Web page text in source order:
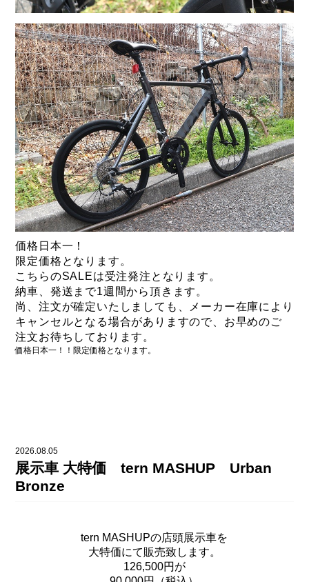
価格日本一！
限定価格となります。
こちらのSALEは受注発注となります。
納車、発送まで1週間から頂きます。
尚、注文が確定いたしましても、
メーカー在庫により
キャンセルとなる場合がありますので、 お早めのご
注文お待ちしております。
価格日本一！！限定価格となります。
2026.08.05
展示車 大特価 tern MASHUP Urban
Bronze
tern MASHUPの店頭展示車を
大特価にて販売致します。
126,500円が